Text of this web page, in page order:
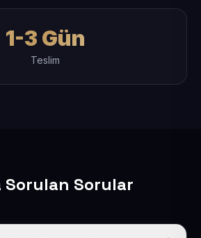
1-3 Gün
Teslim
Sorulan Sorular